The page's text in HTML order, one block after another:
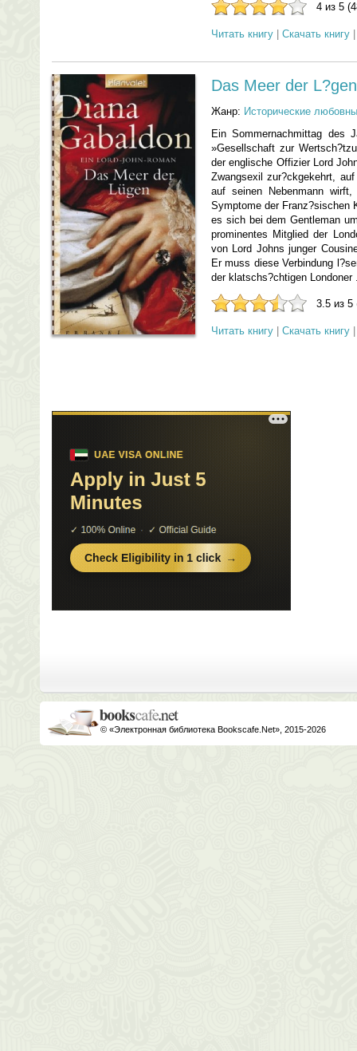
4 из 5
Читать книгу Скачать книгу
Das Meer der L?gen
Жанр: Исторические
Ein Sommernachmittag des
»Gesellschaft zur
der englische Offizier Lord
Zwangsexil zur?ckgekehrt,
auf seinen Nebenmann
Symptome der Franz?sischen
es sich bei dem Gentleman
prominentes Mitglied der
von Lord Johns junger
Er muss diese Verbindung
der klatschs?chtigen Londoner
3.5 из 5
Читать книгу Скачать книгу
© «Электронная библиотека Bookscafe.Net», 2015-2026